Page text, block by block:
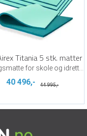
Titania 5 stk. matter
Treningsmatte for skole og idrettshall
40 496,- 44 995,-